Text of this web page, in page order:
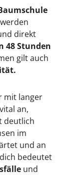
direkt
48 Stunden
gilt auch
mit langer
an,
deutlich
im
und an
bedeutet
und